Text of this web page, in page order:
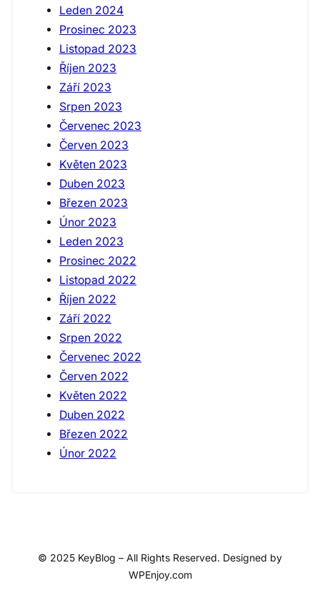
Leden 2024
Prosinec 2023
Listopad 2023
Říjen 2023
Září 2023
Srpen 2023
Červenec 2023
Červen 2023
Květen 2023
Duben 2023
Březen 2023
Únor 2023
Leden 2023
Prosinec 2022
Listopad 2022
Říjen 2022
Září 2022
Srpen 2022
Červenec 2022
Červen 2022
Květen 2022
Duben 2022
Březen 2022
Únor 2022
© 2025 KeyBlog – All Rights Reserved. Designed by
WPEnjoy.com